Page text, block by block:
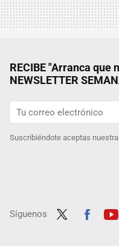
RECIBE "Arranca que
NEWSLETTER
Suscribiéndote aceptas nuestra
Síguenos